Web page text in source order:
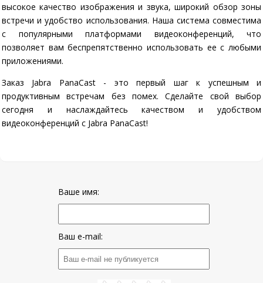
высокое качество изображения и звука, широкий обзор зоны
встречи и удобство использования. Наша система совместима
с популярными платформами видеоконференций, что
позволяет вам беспрепятственно использовать ее с любыми
приложениями.
Заказ Jabra PanaCast - это первый шаг к успешным и
продуктивным встречам без помех. Сделайте свой выбор
сегодня и наслаждайтесь качеством и удобством
видеоконференций с Jabra PanaCast!